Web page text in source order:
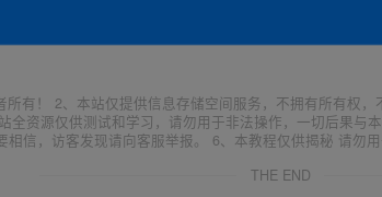
所有！ 2、本站仅提供信息存储空间服务，不拥有所有权
全资源仅供测试和学习，请勿用于非法操作，一切后果与
相信，访客发现请向客服举报。 6、本教程仅供揭秘 请勿
THE END